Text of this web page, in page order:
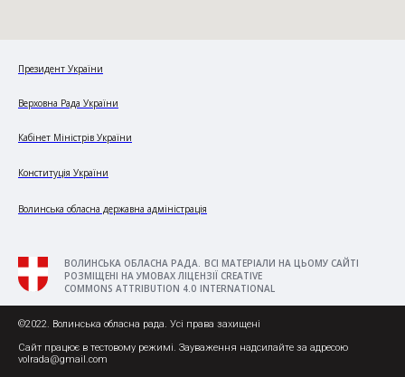
Президент України
Верховна Рада України
Кабінет Міністрів України
Конституція України
Волинська обласна державна адміністрація
ВОЛИНСЬКА ОБЛАСНА РАДА. ВСІ МАТЕРІАЛИ НА ЦЬОМУ САЙТІ
РОЗМІЩЕНІ НА УМОВАХ ЛІЦЕНЗІЇ CREATIVE
COMMONS ATTRIBUTION 4.0 INTERNATIONAL
©2022. Волинська обласна рада. Усі права захищені
Сайт працює в тестовому режимі. Зауваження надсилайте за адресою
volrada@gmail.com